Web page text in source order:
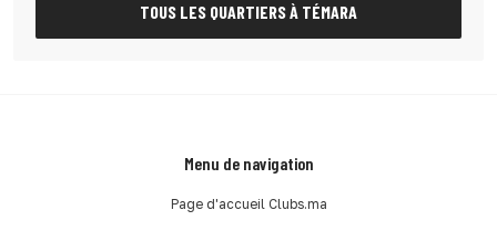
TOUS LES QUARTIERS À TÉMARA
Menu de navigation
Page d'accueil Clubs.ma